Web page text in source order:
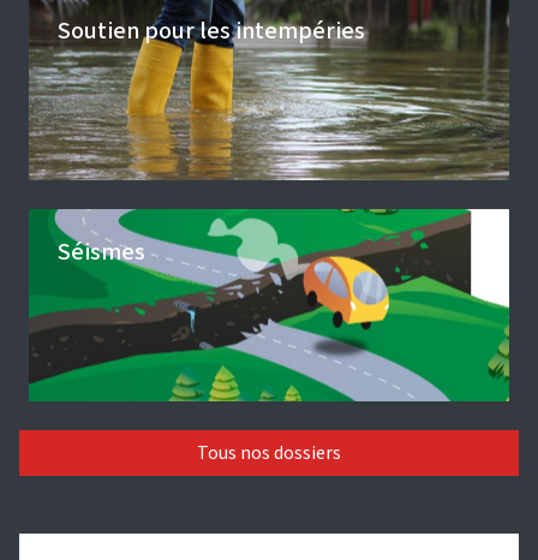
Soutien pour les intempéries
Séismes
Tous nos dossiers